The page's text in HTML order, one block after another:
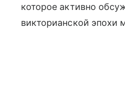
которое активно
викторианской эпохи